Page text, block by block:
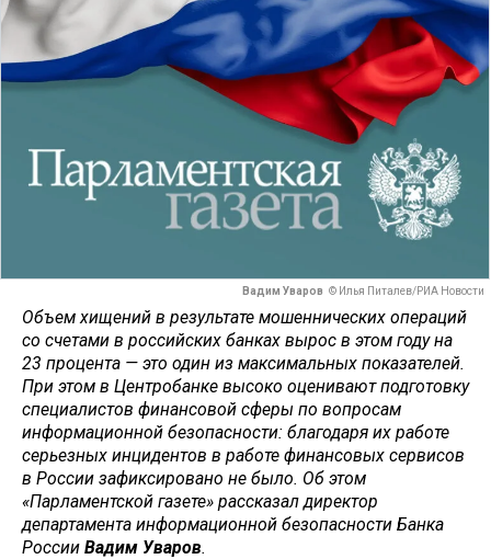
Вадим Уваров © Илья Питалев/РИА Новости
Объем хищений в результате мошеннических операций
со счетами в российских банках вырос в этом году на
23 процента — это один из максимальных показателей.
При этом в Центробанке высоко оценивают подготовку
специалистов финансовой сферы по вопросам
информационной безопасности: благодаря их работе
серьезных инцидентов в работе финансовых сервисов
в России зафиксировано не было. Об этом
«Парламентской газете» рассказал директор
департамента информационной безопасности Банка
России Вадим Уваров.